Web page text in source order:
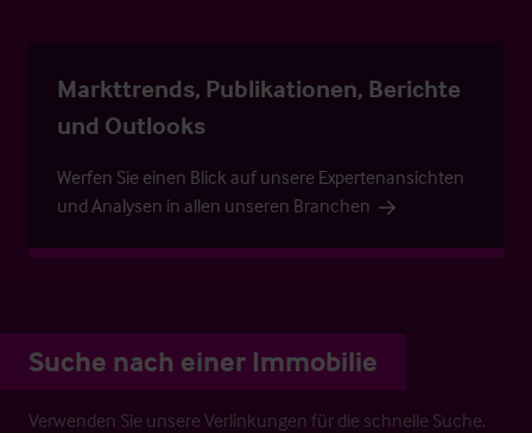
Markttrends, Publikationen, Berichte
und Outlooks
Werfen Sie einen Blick auf unsere Expertenansichten
und Analysen in allen unseren Branchen
Suche nach einer Immobilie
Verwenden Sie unsere Verlinkungen für die schnelle Suche.